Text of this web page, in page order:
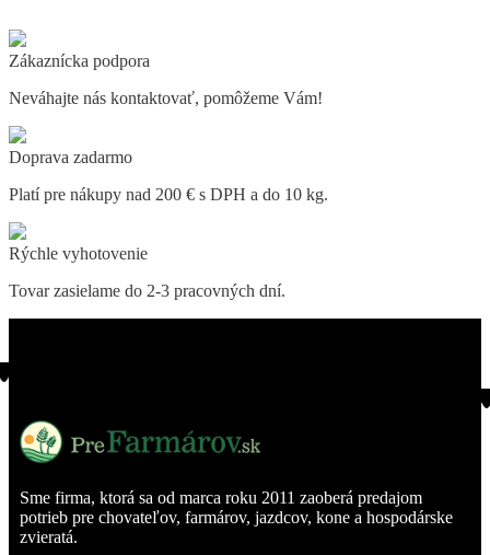
Zákaznícka podpora
Neváhajte nás kontaktovať, pomôžeme Vám!
Doprava zadarmo
Platí pre nákupy nad 200 € s DPH a do 10 kg.
Rýchle vyhotovenie
Tovar zasielame do 2-3 pracovných dní.
Sme firma, ktorá sa od marca roku 2011 zaoberá predajom
potrieb pre chovateľov, farmárov, jazdcov, kone a hospodárske
zvieratá.